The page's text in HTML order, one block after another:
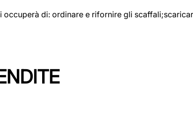
occuperà di: ordinare e rifornire gli